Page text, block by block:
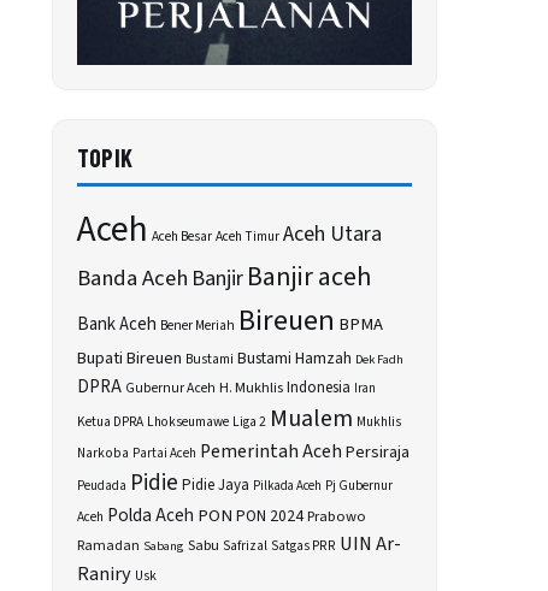
TOPIK
Aceh Aceh BesarAceh TimurAceh Utara
Banda Aceh BanjirBanjir aceh
Bank Aceh Bener Meriah Bireuen BPMA
Bupati Bireuen Bustami Bustami Hamzah Dek Fadh
DPRA Gubernur Aceh H. MukhlisIndonesia Iran
Ketua DPRA Lhokseumawe Liga 2 Mualem Mukhlis
Narkoba Partai Aceh Pemerintah Aceh Persiraja
Peudada Pidie Pidie Jaya Pilkada Aceh Pj Gubernur
Aceh Polda Aceh PON PON 2024Prabowo
Ramadan Sabang Sabu Safrizal Satgas PRR UIN Ar-
Raniry Usk